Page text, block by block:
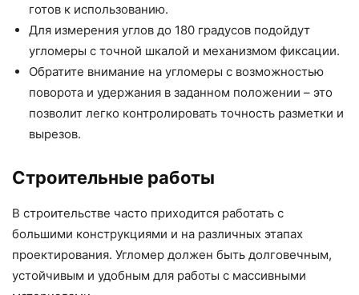
готов к использованию.
Для измерения углов до 180 градусов подойдут
угломеры с точной шкалой и механизмом фиксации.
Обратите внимание на угломеры с возможностью
поворота и удержания в заданном положении – это
позволит легко контролировать точность разметки и
вырезов.
Строительные работы
В строительстве часто приходится работать с
большими конструкциями и на различных этапах
проектирования. Угломер должен быть долговечным,
устойчивым и удобным для работы с массивными